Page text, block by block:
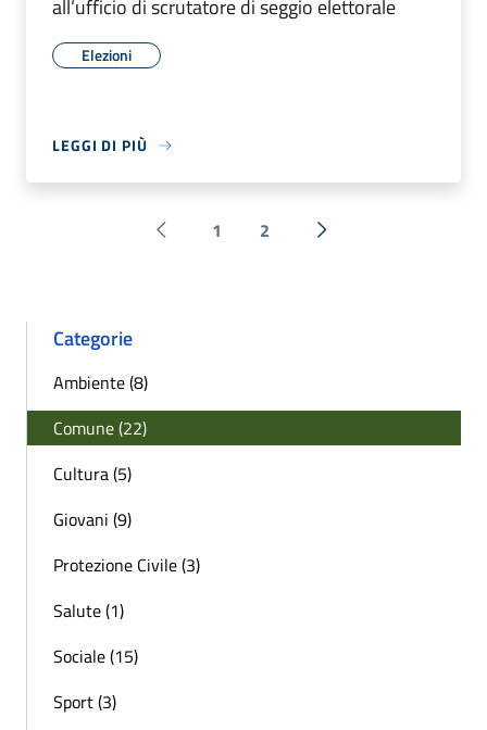
all’ufficio di scrutatore di seggio elettorale
Elezioni
LEGGI DI PIÙ
Pagina precedente
1 2 Successiva »
Categorie
Ambiente (8)
Comune (22)
Cultura (5)
Giovani (9)
Protezione Civile (3)
Salute (1)
Sociale (15)
Sport (3)